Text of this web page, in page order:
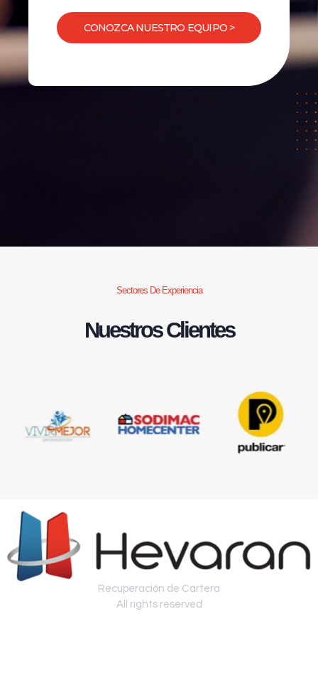
CONOZCA NUESTRO EQUIPO >
Sectores De Experiencia
Nuestros Clientes
Recuperación de Cartera
All rights reserved